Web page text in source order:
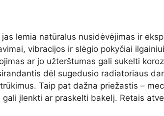
lemia natūralus nusidėvėjimas ir
vibracijos ir slėgio pokyčiai
ar jo užterštumas gali sukelti
dėl sugedusio radiatoriaus
Taip pat dažna priežastis –
įlenkti ar praskelti bakelį. Retais